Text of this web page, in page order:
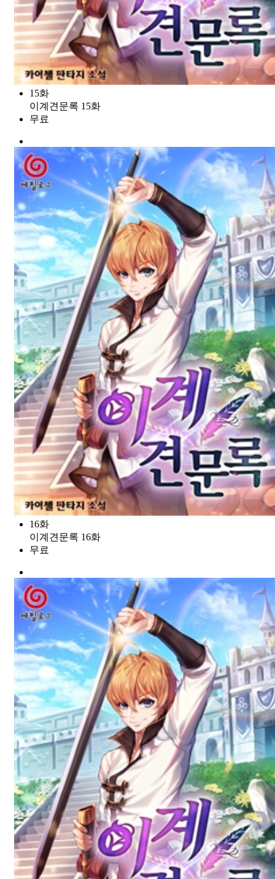
15화
이계견문록 15화
무료
16화
이계견문록 16화
무료